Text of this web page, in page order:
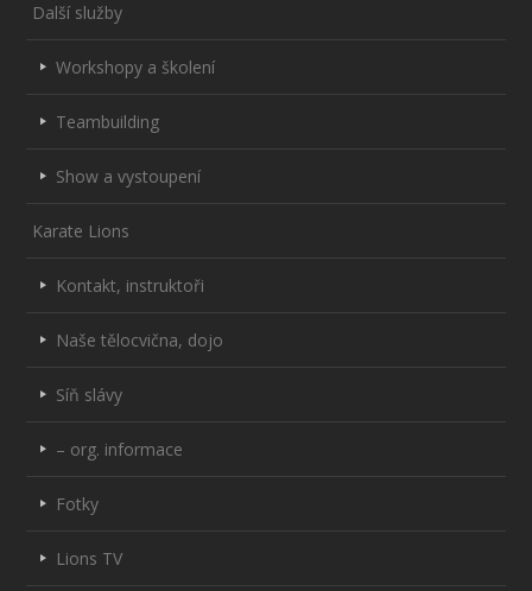
Další služby
Workshopy a školení
Teambuilding
Show a vystoupení
Karate Lions
Kontakt, instruktoři
Naše tělocvična, dojo
Síň slávy
– org. informace
Fotky
Lions TV